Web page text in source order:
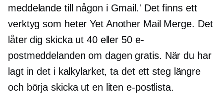
meddelande till någon i Gmail.' Det finns ett
verktyg som heter Yet Another Mail Merge. Det
låter dig skicka ut 40 eller 50 e-
postmeddelanden om dagen gratis. När du har
lagt in det i kalkylarket, ta det ett steg längre
och börja skicka ut en liten e-postlista.